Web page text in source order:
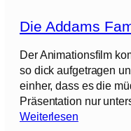
A
d
a
m
s
F
Die Addams
Der Animationsfilm
so dick aufgetragen
einher, dass es die
Präsentation nur
Weiterlesen: